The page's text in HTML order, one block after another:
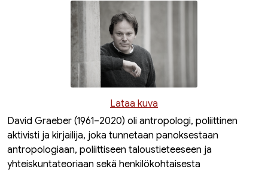
Lataa kuva
David Graeber (1961–2020) oli antropologi, poliittinen
aktivisti ja kirjailija, joka tunnetaan panoksestaan
antropologiaan, poliittiseen taloustieteeseen ja
yhteiskuntateoriaan sekä henkilökohtaisesta